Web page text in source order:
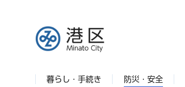
港区
暮らし・手続き 防災・安全